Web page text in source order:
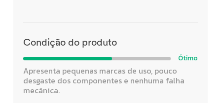
Condição do produto
Ótimo
Apresenta pequenas marcas de uso, pouco
desgaste dos componentes e nenhuma falha
mecânica.